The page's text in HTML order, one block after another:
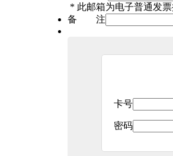
* 此邮箱为电子普通发
备 注
卡号
密码